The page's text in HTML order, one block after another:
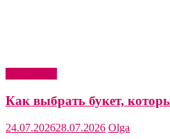
Как выбрать букет,
24.07.202628.07.2026 Olga